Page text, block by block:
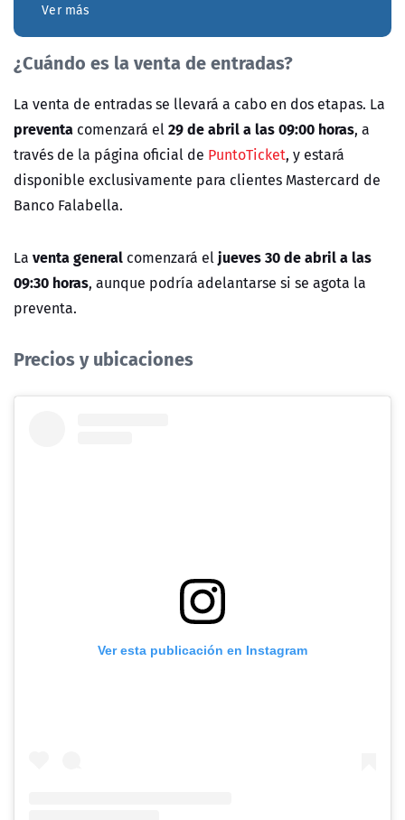
Ver más
¿Cuándo es la venta de entradas?
La venta de entradas se llevará a cabo en dos etapas. La
preventa comenzará el29 de abril a las 09:00 horas, a
través de la página oficial de PuntoTicket, y estará
disponible exclusivamente para clientes Mastercard de
Banco Falabella.
La venta general comenzará eljueves 30 de abril a las
09:30 horas, aunque podría adelantarse si se agota la
preventa.
Precios y ubicaciones
Ver esta publicación en Instagram